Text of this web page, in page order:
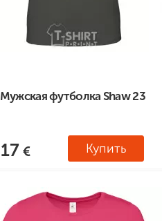
Мужская футболка Shaw 23
17 Купить